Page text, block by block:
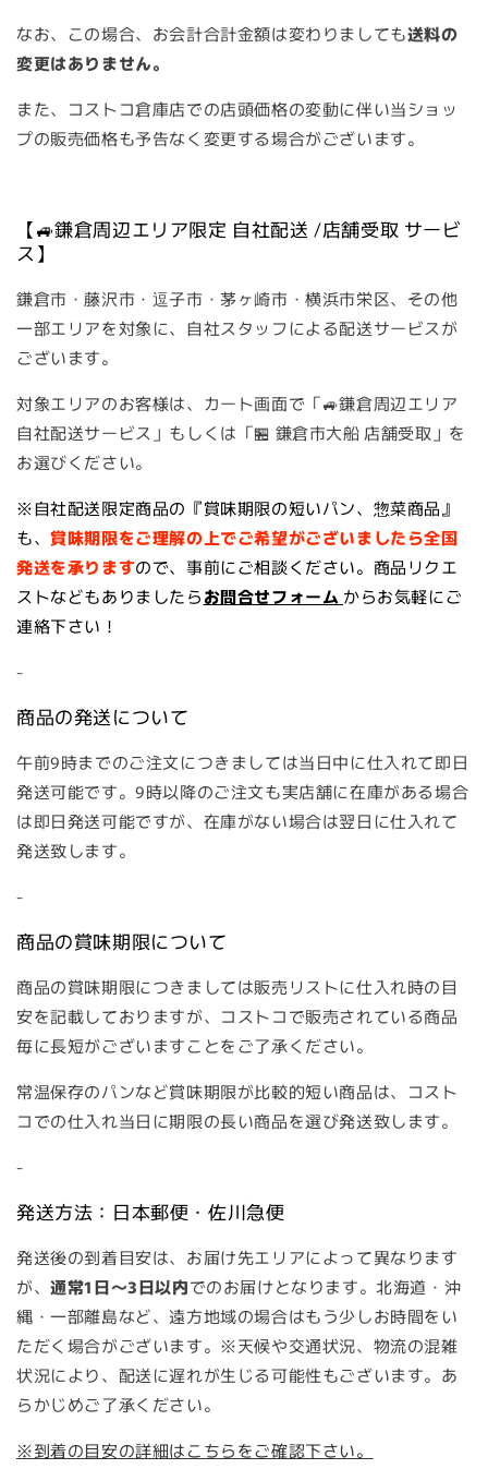
なお、この場合、お会計合計金額は変わりましても送料の
変更はありません。
また、コストコ倉庫店での店頭価格の変動に伴い当ショッ
プの販売価格も予告なく変更する場合がございます。
【🚙鎌倉周辺エリア限定 自社配送 /店舗受取 サービ
ス】
鎌倉市・藤沢市・逗子市・茅ヶ崎市・横浜市栄区、その他
一部エリアを対象に、自社スタッフによる配送サービスが
ございます。
対象エリアのお客様は、カート画面で「🚙鎌倉周辺エリア
自社配送サービス」もしくは「🏪 鎌倉市大船 店舗受取」を
お選びください。
※自社配送限定商品の『賞味期限の短いパン、惣菜商品』
も、賞味期限をご理解の上でご希望がございましたら全国
発送を承りますので、事前にご相談ください。商品リクエ
ストなどもありましたらお問合せフォーム からお気軽にご
連絡下さい！
-
商品の発送について
午前9時までのご注文につきましては当日中に仕入れて即日
発送可能です。9時以降のご注文も実店舗に在庫がある場合
は即日発送可能ですが、在庫がない場合は翌日に仕入れて
発送致します。
-
商品の賞味期限について
商品の賞味期限につきましては販売リストに仕入れ時の目
安を記載しておりますが、コストコで販売されている商品
毎に長短がございますことをご了承ください。
常温保存のパンなど賞味期限が比較的短い商品は、コスト
コでの仕入れ当日に期限の長い商品を選び発送致します。
-
発送方法：日本郵便・佐川急便
発送後の到着目安は、お届け先エリアによって異なります
が、通常1日～3日以内でのお届けとなります。北海道・沖
縄・一部離島など、遠方地域の場合はもう少しお時間をい
ただく場合がございます。※天候や交通状況、物流の混雑
状況により、配送に遅れが生じる可能性もございます。あ
らかじめご了承ください。
※到着の目安の詳細はこちらをご確認下さい。